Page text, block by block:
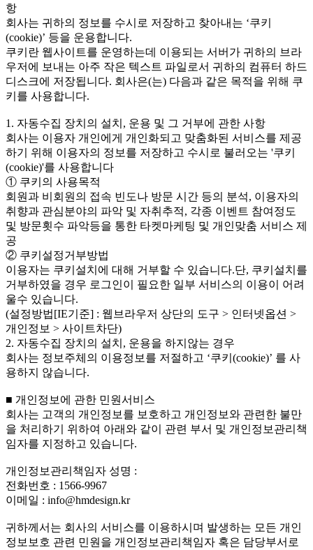
항
회사는 귀하의 정보를 수시로 저장하고 찾아내는 ‘쿠키
(cookie)’ 등을 운용합니다.
쿠키란 웹사이트를 운영하는데 이용되는 서버가 귀하의 브라
우저에 보내는 아주 작은 텍스트 파일로서 귀하의 컴퓨터 하드
디스크에 저장됩니다. 회사은(는) 다음과 같은 목적을 위해 쿠
키를 사용합니다.
1. 자동수집 장치의 설치, 운용 및 그 거부에 관한 사항
회사는 이용자 개인에게 개인화되고 맞춤화된 서비스를 제공
하기 위해 이용자의 정보를 저장하고 수시로 불러오는 '쿠키
(cookie)'를 사용합니다
① 쿠키의 사용목적
회원과 비회원의 접속 빈도나 방문 시간 등의 분석, 이용자의
취향과 관심분야의 파악 및 자취추적, 각종 이벤트 참여정도
및 방문횟수 파악등을 통한 타켓마케팅 및 개인맞춤 서비스 제
공
② 쿠키설정거부방법
이용자는 쿠키설치에 대해 거부할 수 있습니다.단, 쿠키설치를
거부하였을 경우 로그인이 필요한 일부 서비스의 이용이 어려
울수 있습니다.
(설정방법[IE기준] : 웹브라우저 상단의 도구 > 인터넷옵션 >
개인정보 > 사이트차단)
2. 자동수집 장치의 설치, 운용을 하지않는 경우
회사는 정보주체의 이용정보를 저절하고 ‘쿠키(cookie)’ 를 사
용하지 않습니다.
■ 개인정보에 관한 민원서비스
회사는 고객의 개인정보를 보호하고 개인정보와 관련한 불만
을 처리하기 위하여 아래와 같이 관련 부서 및 개인정보관리책
임자를 지정하고 있습니다.
개인정보관리책임자 성명 :
전화번호 : 1566-9967
이메일 : info@hmdesign.kr
귀하께서는 회사의 서비스를 이용하시며 발생하는 모든 개인
정보보호 관련 민원을 개인정보관리책임자 혹은 담당부서로